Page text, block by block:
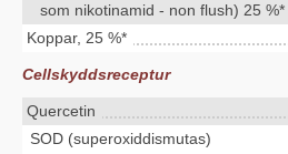
som nikotinamid - non flush) 25 %*
Koppar, 25 %*
Cellskyddsreceptur
Quercetin
SOD (superoxiddismutas)